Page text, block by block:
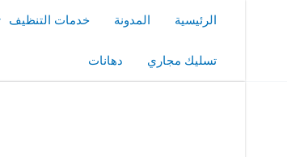
الرئيسية المدونة خدمات التنظيف
تسليك مجاري دهانات